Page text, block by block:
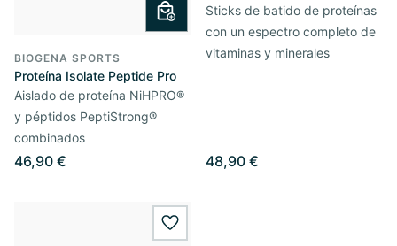
BIOGENA SPORTS
Proteína Isolate Peptide Pro
Aislado de proteína NiHPRO®
y péptidos PeptiStrong®
combinados
46,90 €
Sticks de batido de proteínas
con un espectro completo de
vitaminas y minerales
48,90 €
wishlist.add